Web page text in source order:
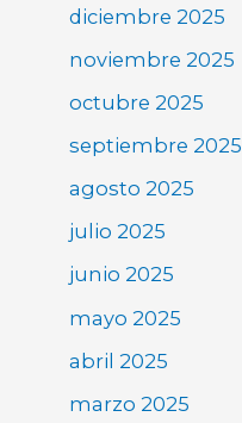
diciembre 2025
noviembre 2025
octubre 2025
septiembre 2025
agosto 2025
julio 2025
junio 2025
mayo 2025
abril 2025
marzo 2025